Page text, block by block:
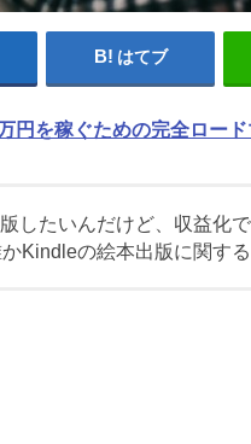
はてブ
円を稼ぐための完全ロー
したいんだけど、収益化
Kindleの絵本出版に関す